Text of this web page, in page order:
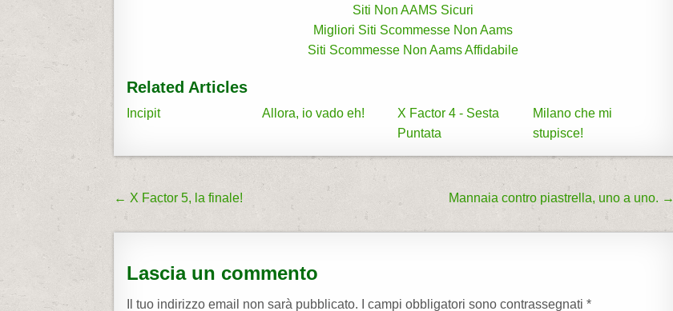
Siti Non AAMS Sicuri
Migliori Siti Scommesse Non Aams
Siti Scommesse Non Aams Affidabile
Related Articles
Incipit Allora, io vado eh!
X Factor 4 - Sesta
Puntata
Milano che mi
stupisce!
N
a
← X Factor 5, la finale! Mannaia contro piastrella, uno a uno. →
Lascia un commento
Il tuo indirizzo email non sarà pubblicato. I campi obbligatori sono contrassegnati *